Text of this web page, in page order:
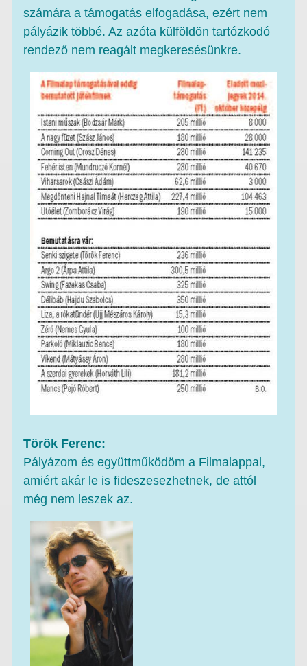
számára a támogatás elfogadása, ezért nem
pályázik többé. Az azóta külföldön tartózkodó
rendező nem reagált megkeresésünkre.
Török Ferenc:
Pályázom és együttműködöm a Filmalappal,
amiért akár le is fideszesezhetnek, de attól
még nem leszek az.